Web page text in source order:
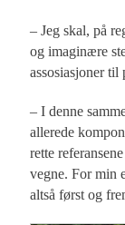
– Jeg skal, på
og imaginære
assosiasjoner
– I denne
allerede
rette
vegne. For min
altså først og